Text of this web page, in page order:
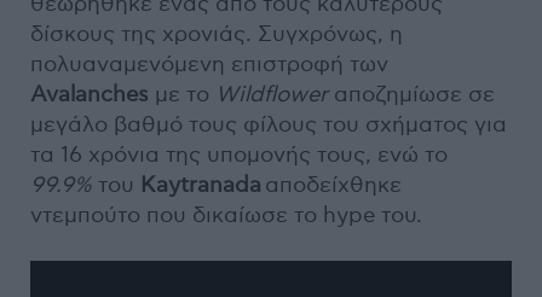
δίσκους της χρονιάς. Συγχρόνως, η
πολυαναμενόμενη επιστροφή των
Avalanches με το Wildflowerαποζημίωσε σε
μεγάλο βαθμό τους φίλους του σχήματος για
τα 16 χρόνια της υπομονής τους, ενώ το
99.9% του Kaytranada αποδείχθηκε
ντεμπούτο που δικαίωσε το hype του.